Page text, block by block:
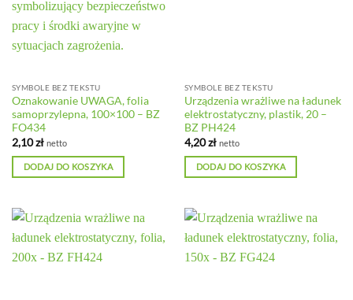
SYMBOLE BEZ TEKSTU
Oznakowanie UWAGA, folia
samoprzylepna, 100×100 – BZ
FO434
2,10zł netto
DODAJ DO KOSZYKA
SYMBOLE BEZ TEKSTU
Urządzenia wrażliwe na ładunek
elektrostatyczny, plastik, 20 –
BZ PH424
4,20zł netto
DODAJ DO KOSZYKA